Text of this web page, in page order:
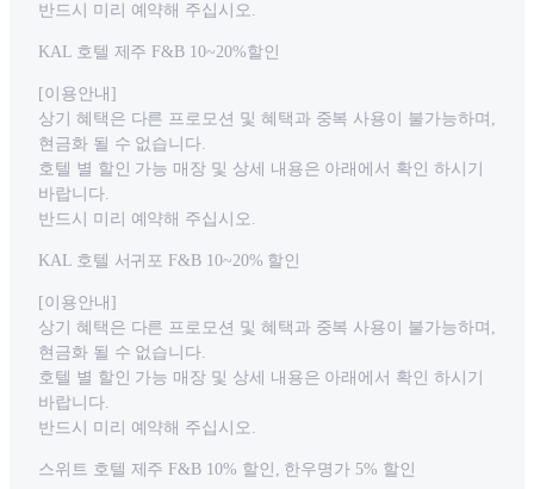
반드시 미리 예약해 주십시오.
KAL 호텔 제주 F&B 10~20%할인
[이용안내]
상기 혜택은 다른 프로모션 및 혜택과 중복 사용이 불가능하며,
현금화 될 수 없습니다.
호텔 별 할인 가능 매장 및 상세 내용은 아래에서 확인 하시기
바랍니다.
반드시 미리 예약해 주십시오.
KAL 호텔 서귀포 F&B 10~20% 할인
[이용안내]
상기 혜택은 다른 프로모션 및 혜택과 중복 사용이 불가능하며,
현금화 될 수 없습니다.
호텔 별 할인 가능 매장 및 상세 내용은 아래에서 확인 하시기
바랍니다.
반드시 미리 예약해 주십시오.
스위트 호텔 제주 F&B 10% 할인, 한우명가 5% 할인